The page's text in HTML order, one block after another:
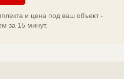
и цена под ваш объект -
за 15 минут.